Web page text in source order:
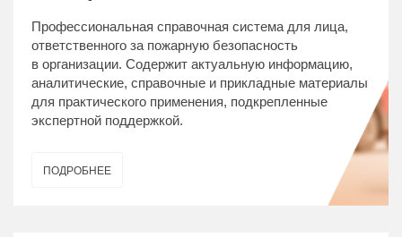
Профессиональная справочная система для лица,
ответственного за пожарную безопасность
в организации. Содержит актуальную информацию,
аналитические, справочные и прикладные материалы
для практического применения, подкрепленные
экспертной поддержкой.
ПОДРОБНЕЕ